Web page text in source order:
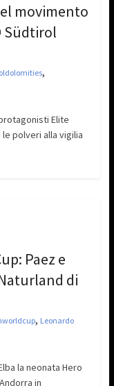
movimento
Südtirol
,
Elite
polveri alla vigilia
Paez e
di
, Leonardo
la neonata Hero
in